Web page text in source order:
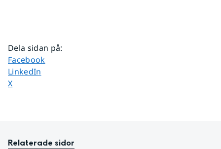
Dela sidan på:
Dela sidan på
Facebook
Dela sidan på
LinkedIn
Dela sidan på
X
Relaterade sidor